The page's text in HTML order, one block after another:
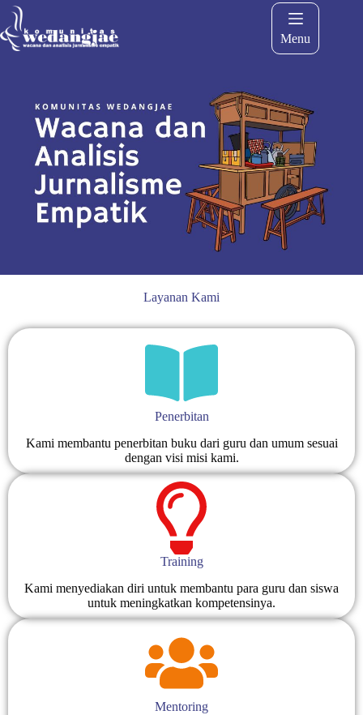
Menu
Layanan Kami
Penerbitan
Kami membantu penerbitan buku dari guru dan umum sesuai
dengan visi misi kami.
Training
Kami menyediakan diri untuk membantu para guru dan siswa
untuk meningkatkan kompetensinya.
Mentoring